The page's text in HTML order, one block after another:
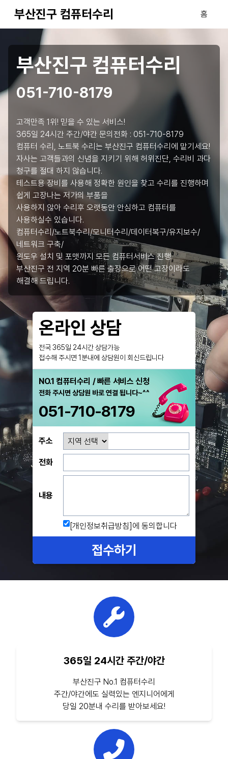
부산진구 컴퓨터수리 홈
부산진구 컴퓨터수리
051-710-8179
고객만족 1위! 믿을 수 있는 서비스!
365일 24시간 주간/야간 문의전화 : 051-710-8179
컴퓨터 수리, 노트북 수리는 부산진구 컴퓨터수리에 맡기세요!
자사는 고객들과의 신념을 지키기 위해 허위진단, 수리비 과다
청구를 절대 하지 않습니다.
테스트용 장비를 사용해 정확한 원인을 찾고 수리를 진행하며
쉽게 고장나는 저가의 부품을
사용하지 않아 수리후 오랫동안 안심하고 컴퓨터를
사용하실수 있습니다.
컴퓨터수리/노트북수리/모니터수리/데이터복구/유지보수/
네트워크 구축/
윈도우 설치 및 포맷까지 모든 컴퓨터서비스 진행.
부산진구 전 지역 20분 빠른 출장으로 어떤 고장이라도
해결해 드립니다.
온라인 상담
전국 365일 24시간 상담가능
접수해 주시면 1분내에 상담원이 회신드립니다
NO.1 컴퓨터수리 / 빠른 서비스 신청
전화 주시면 상담원 바로 연결 됩니다~^^
051-710-8179
주소
전화
내용
[개인정보취급방침] 에 동의합니다
접수하기
365일 24시간 주간/야간
부산진구 No.1 컴퓨터수리
주간/야간에도 실력있는 엔지니어에게
당일 20분내 수리를 받아보세요!